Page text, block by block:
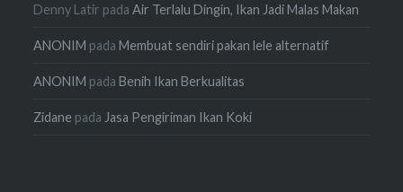
Denny Latir padaAir Terlalu Dingin, Ikan Jadi Malas Makan
ANONIM padaMembuat sendiri pakan lele alternatif
ANONIM padaBenih Ikan Berkualitas
Zidane pada Jasa Pengiriman Ikan Koki